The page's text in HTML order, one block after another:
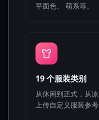
平面色、 萌系等。
19 个服装类别
从休闲到正式，从
上传自定义服装参考